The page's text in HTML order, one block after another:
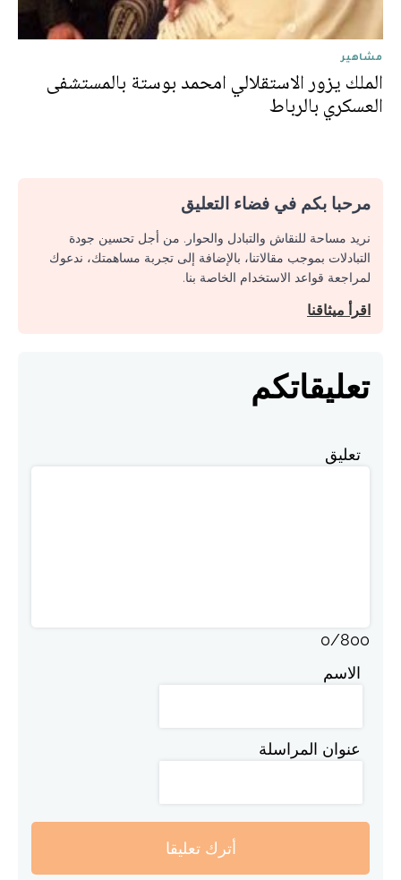
مشاهير
الملك يزور الاستقلالي امحمد بوستة بالمستشفى
العسكري بالرباط
مرحبا بكم في فضاء التعليق
نريد مساحة للنقاش والتبادل والحوار. من أجل تحسين جودة
التبادلات بموجب مقالاتنا، بالإضافة إلى تجربة مساهمتك، ندعوك
لمراجعة قواعد الاستخدام الخاصة بنا.
اقرأ ميثاقنا
تعليقاتكم
تعليق
0/800
الاسم
عنوان المراسلة
أترك تعليقا